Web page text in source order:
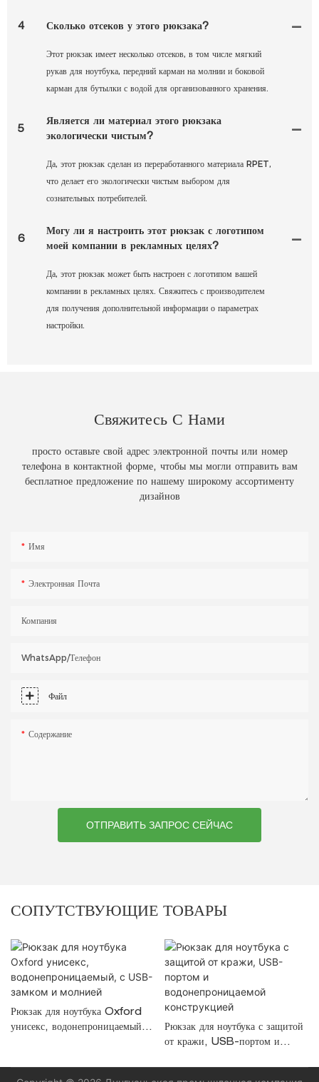
4 Сколько отсеков у этого рюкзака?
Этот рюкзак имеет несколько отсеков, в том числе мягкий
рукав для ноутбука, передний карман на молнии и боковой
карман для бутылки с водой для организованного хранения.
5
Является ли материал этого рюкзака
экологически чистым?
Да, этот рюкзак сделан из переработанного материала RPET,
что делает его экологически чистым выбором для
сознательных потребителей.
6
Могу ли я настроить этот рюкзак с логотипом
моей компании в рекламных целях?
Да, этот рюкзак может быть настроен с логотипом вашей
компании в рекламных целях. Свяжитесь с производителем
для получения дополнительной информации о параметрах
настройки.
Свяжитесь С Нами
просто оставьте свой адрес электронной почты или номер
телефона в контактной форме, чтобы мы могли отправить вам
бесплатное предложение по нашему широкому ассортименту
дизайнов
Имя
Электронная Почта
Компания
WhatsApp/телефон
Файл
Содержание
ОТПРАВИТЬ ЗАПРОС СЕЙЧАС
СОПУТСТВУЮЩИЕ ТОВАРЫ
Рюкзак для ноутбука Oxford
унисекс, водонепроницаемый, с
Рюкзак для ноутбука с защитой
от кражи, USB-портом и